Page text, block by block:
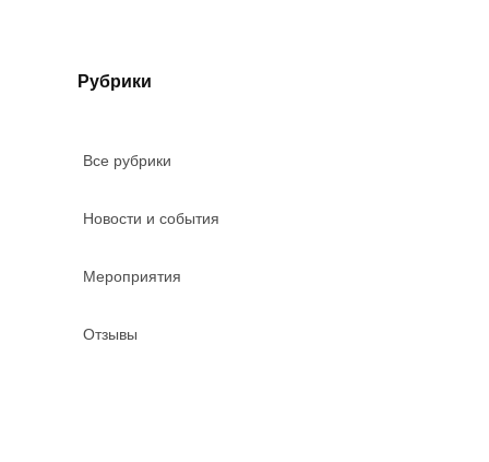
Рубрики
Все рубрики
Новости и события
Мероприятия
Отзывы